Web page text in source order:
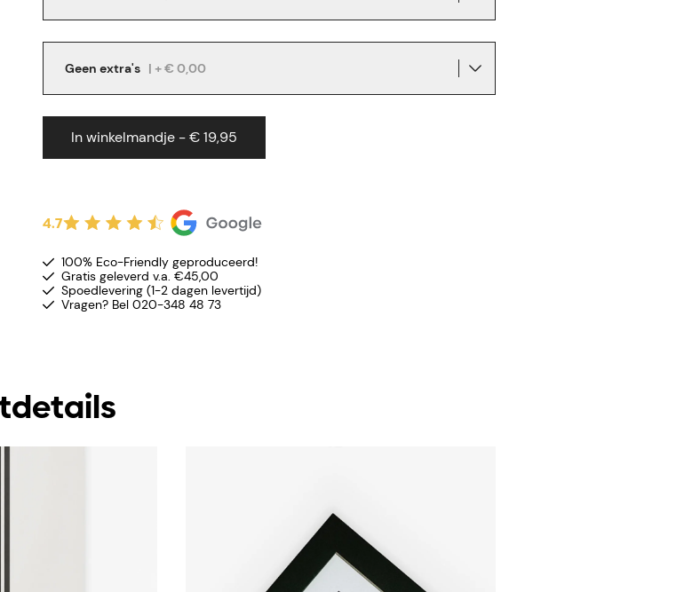
Geen extra's | + € 0,00
In winkelmandje - € 19,95
4.7
100% Eco-Friendly geproduceerd!
Gratis geleverd v.a. €45,00
Spoedlevering (1-2 dagen levertijd)
Vragen? Bel 020-348 48 73